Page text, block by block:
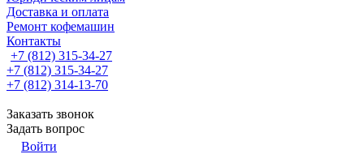
Доставка и оплата
Ремонт кофемашин
Контакты
+7 (812) 315-34-27
+7 (812) 315-34-27
+7 (812) 314-13-70
Заказать звонок
Задать вопрос
Войти